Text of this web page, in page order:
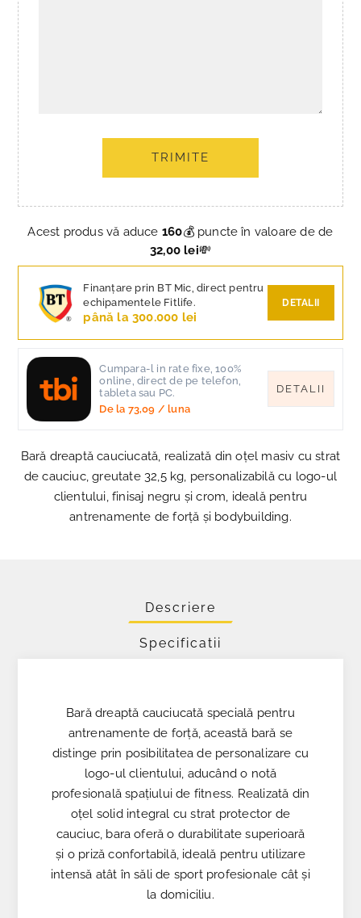
TRIMITE
Acest produs vă aduce 160💰 puncte în valoare de de
32,00 lei💸
Finanțare prin BT Mic, direct pentru
echipamentele Fitlife.
până la 300.000 lei
DETALII
Cumpara-l in rate fixe, 100%
online, direct de pe telefon,
tableta sau PC.
De la 73,09 / luna
DETALII
Bară dreaptă cauciucată, realizată din oțel masiv cu strat
de cauciuc, greutate 32,5 kg, personalizabilă cu logo-ul
clientului, finisaj negru și crom, ideală pentru
antrenamente de forță și bodybuilding.
Descriere
Specificatii
Bară dreaptă cauciucată specială pentru
antrenamente de forță, această bară se
distinge prin posibilitatea de personalizare cu
logo-ul clientului, aducând o notă
profesională spațiului de fitness. Realizată din
oțel solid integral cu strat protector de
cauciuc, bara oferă o durabilitate superioară
și o priză confortabilă, ideală pentru utilizare
intensă atât în săli de sport profesionale cât și
la domiciliu.